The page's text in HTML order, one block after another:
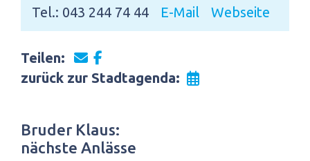
Tel.: 043 244 74 44
E-Mail Webseite
Teilen:
zurück zur Stadtagenda:
Bruder Klaus:
nächste Anlässe